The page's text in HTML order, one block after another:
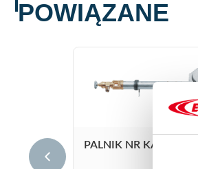
POWIĄZANE
PALNIK NR KAT 614R